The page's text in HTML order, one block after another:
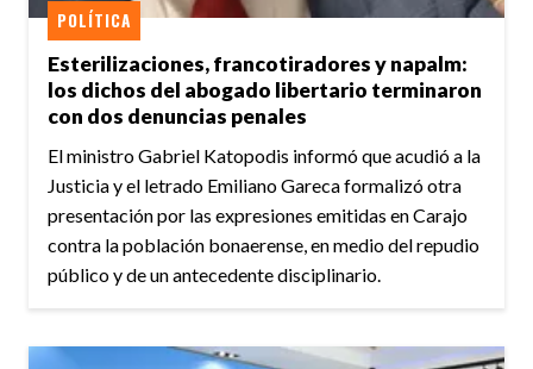
Esterilizaciones, francotiradores y napalm:
los dichos del abogado libertario terminaron
con dos denuncias penales
POLÍTICA
El ministro Gabriel Katopodis informó que acudió a la
Justicia y el letrado Emiliano Gareca formalizó otra
presentación por las expresiones emitidas en Carajo
contra la población bonaerense, en medio del repudio
público y de un antecedente disciplinario.